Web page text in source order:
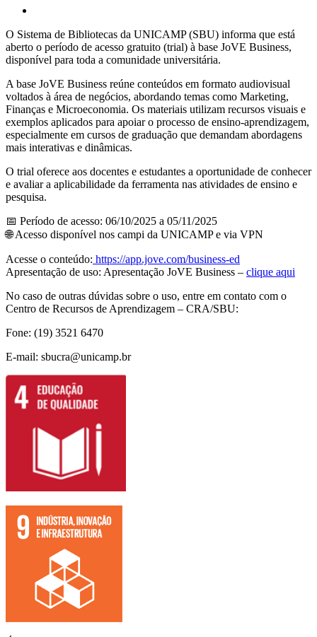
O Sistema de Bibliotecas da UNICAMP (SBU) informa que está
aberto o período de acesso gratuito (trial) à base JoVE Business,
disponível para toda a comunidade universitária.
A base JoVE Business reúne conteúdos em formato audiovisual
voltados à área de negócios, abordando temas como Marketing,
Finanças e Microeconomia. Os materiais utilizam recursos visuais e
exemplos aplicados para apoiar o processo de ensino-aprendizagem,
especialmente em cursos de graduação que demandam abordagens
mais interativas e dinâmicas.
O trial oferece aos docentes e estudantes a oportunidade de conhecer
e avaliar a aplicabilidade da ferramenta nas atividades de ensino e
pesquisa.
📅 Período de acesso: 06/10/2025 a 05/11/2025
🌐 Acesso disponível nos campi da UNICAMP e via VPN
Acesse o conteúdo: https://app.jove.com/business-ed
Apresentação de uso: Apresentação JoVE Business – clique aqui
No caso de outras dúvidas sobre o uso, entre em contato com o
Centro de Recursos de Aprendizagem – CRA/SBU:
Fone: (19) 3521 6470
E-mail: sbucra@unicamp.br